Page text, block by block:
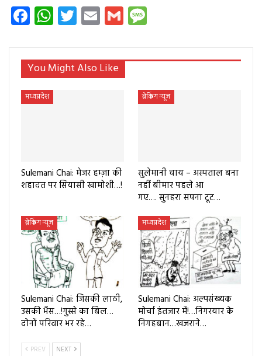
Facebook
WhatsApp
Twitter
EmailGmail
You Might Also Like
मध्यप्रदेश
Sulemani Chai: मेजर हम्ज़ा की
शहादत पर सियासी खामोशी…!
ब्रेकिंग न्यूज
सुलेमानी चाय – अस्पताल बना
नहीं बीमार पहले आ
गए…. सुनहरा सपना टूट…
ब्रेकिंग न्यूज
Sulemani Chai: जिसकी लाठी,
उसकी भैंस…!गुस्से का बिल…
दोनों परिवार भर रहे…
मध्यप्रदेश
Sulemani Chai: अल्पसंख्यक
मोर्चा इंतजार में!…निगरयार के
निगहबान…खजराने…
PREV NEXT